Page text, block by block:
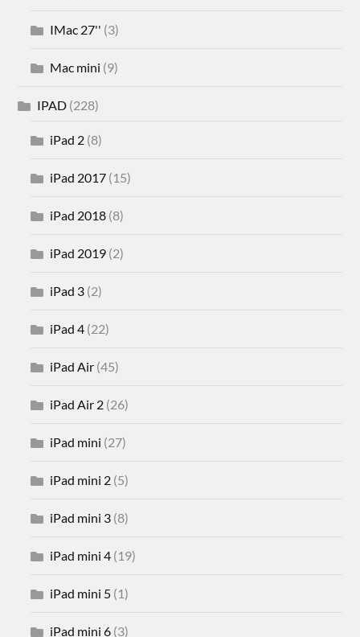
IMac 27'' (3)
Mac mini (9)
IPAD (228)
iPad 2 (8)
iPad 2017 (15)
iPad 2018 (8)
iPad 2019 (2)
iPad 3 (2)
iPad 4 (22)
iPad Air (45)
iPad Air 2 (26)
iPad mini (27)
iPad mini 2 (5)
iPad mini 3 (8)
iPad mini 4 (19)
iPad mini 5 (1)
iPad mini 6 (3)